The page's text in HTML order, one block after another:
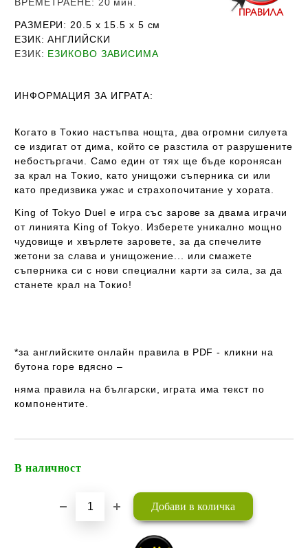
РАЗМЕРИ: 20.5 x 15.5 х 5 см
ЕЗИК: АНГЛИЙСКИ
ЕЗИК: ЕЗИКОВО ЗАВИСИМА
ИНФОРМАЦИЯ ЗА ИГРАТА:
Когато в Токио настъпва нощта, два огромни силуета
се издигат от дима, който се разстила от разрушените
небостъргачи. Само един от тях ще бъде коронясан
за крал на Токио, като унищожи съперника си или
като предизвика ужас и страхопочитание у хората.
King of Tokyo Duel е игра със зарове за двама играчи
от линията King of Tokyo. Изберете уникално мощно
чудовище и хвърлете заровете, за да спечелите
жетони за слава и унищожение... или смажете
съперника си с нови специални карти за сила, за да
станете крал на Токио!
*за английските онлайн правила в PDF - кликни на
бутона горе вдясно –
няма правила на български , играта има текст по
компонентите.
В наличност